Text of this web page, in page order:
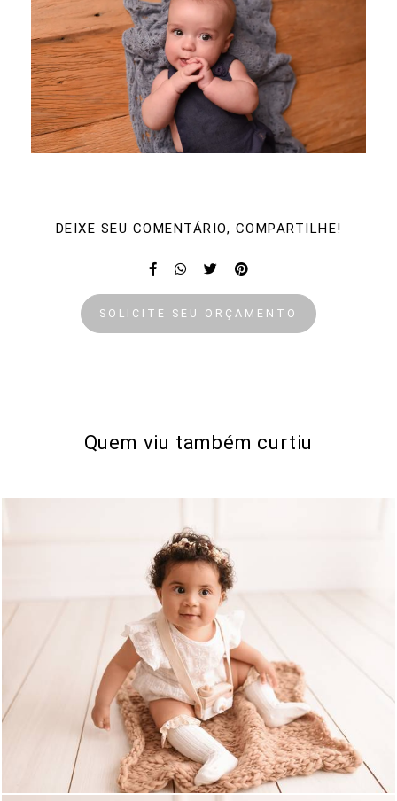
DEIXE SEU COMENTÁRIO, COMPARTILHE!
SOLICITE SEU ORÇAMENTO
Quem viu também curtiu
680 0